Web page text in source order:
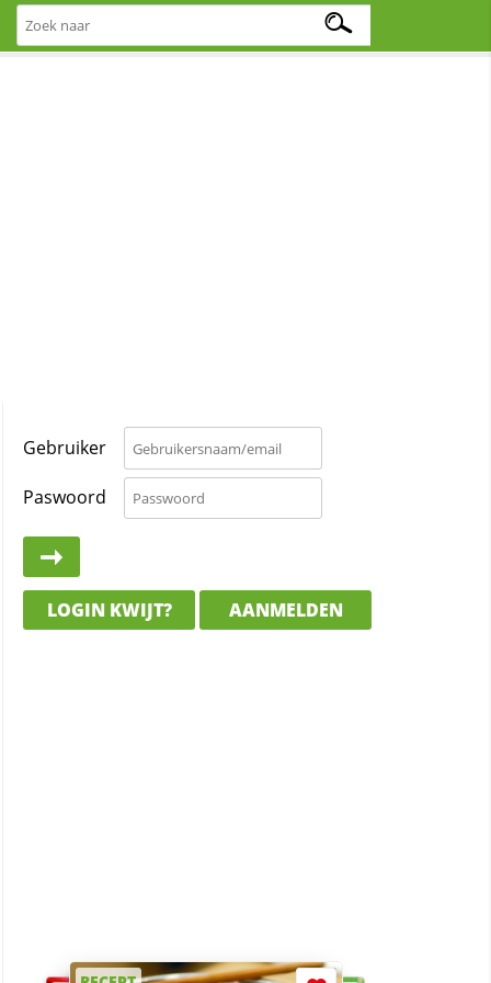
Gebruiker
Paswoord
LOGIN KWIJT? AANMELDEN